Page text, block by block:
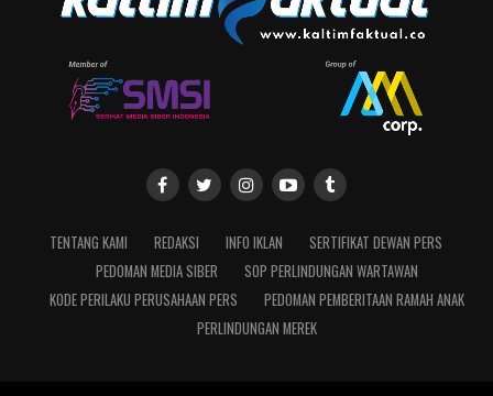
TENTANG KAMI REDAKSI INFO IKLAN
SERTIFIKAT DEWAN PERS
PEDOMAN MEDIA SIBER
SOP PERLINDUNGAN WARTAWAN
KODE PERILAKU PERUSAHAAN PERS
PEDOMAN PEMBERITAAN RAMAH ANAK
PERLINDUNGAN MEREK